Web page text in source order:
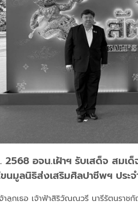
อจน.เฝ้าฯ รับเสด็จ สมเด็
นมูลนิธิส่งเสริมศิลปาชีพฯ ปร
าลูกเธอ เจ้าฟ้าสิริวัณณวรี นารีรัตนรา